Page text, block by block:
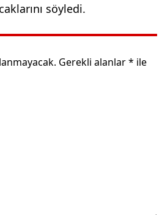
söyledi.
Gerekli alanlar* ile